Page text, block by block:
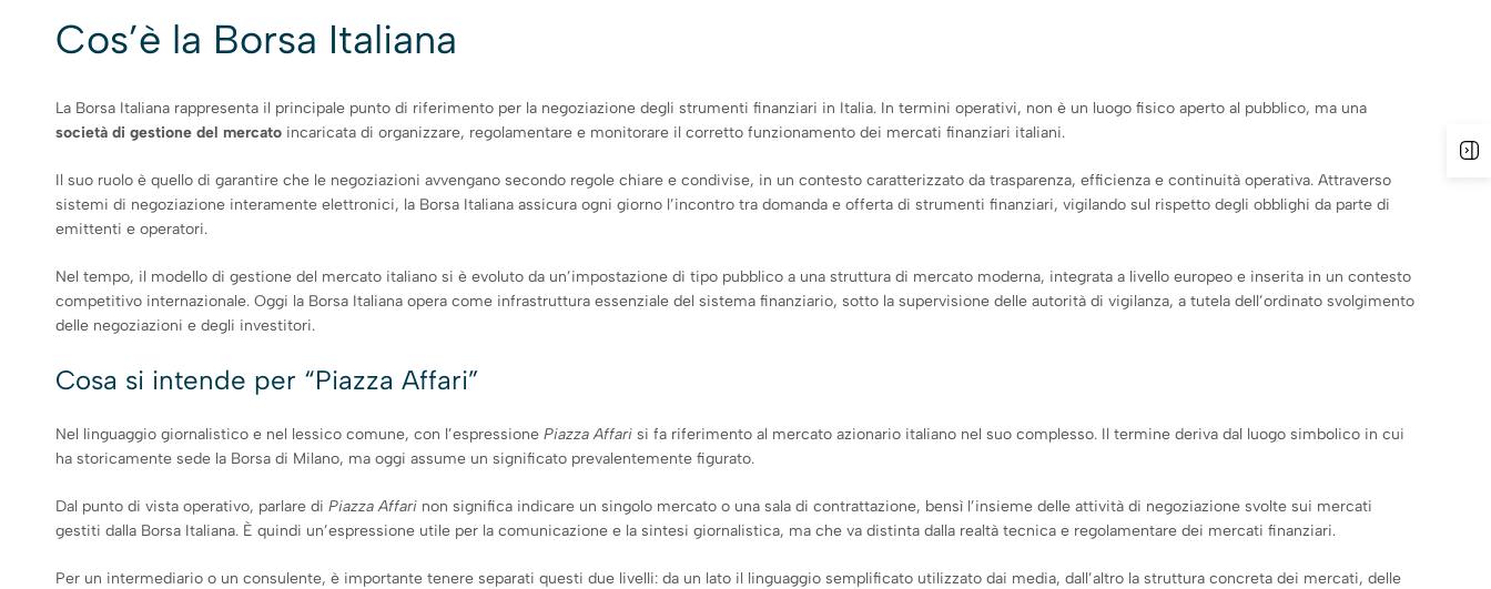
Cos’è la Borsa Italiana
La Borsa Italiana rappresenta il principale punto di riferimento per la negoziazione degli strumenti finanziari in Italia. In termini operativi, non è un luogo fisico aperto al pubblico, ma una
società di gestione del mercato incaricata di organizzare, regolamentare e monitorare il corretto funzionamento dei mercati finanziari italiani.
Il suo ruolo è quello di garantire che le negoziazioni avvengano secondo regole chiare e condivise, in un contesto caratterizzato da trasparenza, efficienza e continuità operativa. Attraverso
sistemi di negoziazione interamente elettronici, la Borsa Italiana assicura ogni giorno l’incontro tra domanda e offerta di strumenti finanziari, vigilando sul rispetto degli obblighi da parte di
emittenti e operatori.
Nel tempo, il modello di gestione del mercato italiano si è evoluto da un’impostazione di tipo pubblico a una struttura di mercato moderna, integrata a livello europeo e inserita in un contesto
competitivo internazionale. Oggi la Borsa Italiana opera come infrastruttura essenziale del sistema finanziario, sotto la supervisione delle autorità di vigilanza, a tutela dell’ordinato svolgimento
delle negoziazioni e degli investitori.
Cosa si intende per “Piazza Affari”
Nel linguaggio giornalistico e nel lessico comune, con l’espressione Piazza Affari si fa riferimento al mercato azionario italiano nel suo complesso. Il termine deriva dal luogo simbolico in cui
ha storicamente sede la Borsa di Milano, ma oggi assume un significato prevalentemente figurato.
Dal punto di vista operativo, parlare di Piazza Affari non significa indicare un singolo mercato o una sala di contrattazione, bensì l’insieme delle attività di negoziazione svolte sui mercati
gestiti dalla Borsa Italiana. È quindi un’espressione utile per la comunicazione e la sintesi giornalistica, ma che va distinta dalla realtà tecnica e regolamentare dei mercati finanziari.
Per un intermediario o un consulente, è importante tenere separati questi due livelli: da un lato il linguaggio semplificato utilizzato dai media, dall’altro la struttura concreta dei mercati, delle